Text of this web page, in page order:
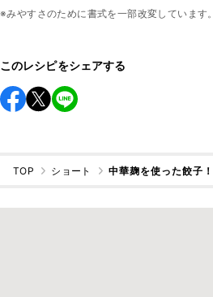
※みやすさのために書式を一部改変しています。
このレシピをシェアする
TOP ショート 中華麹を使った餃子！